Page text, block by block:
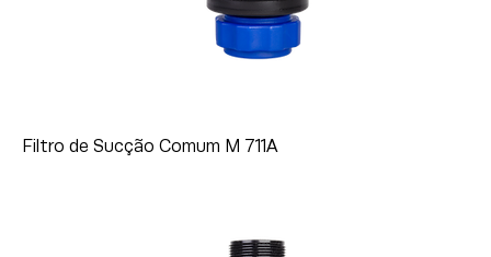
Filtro de Sucção Comum M 711A